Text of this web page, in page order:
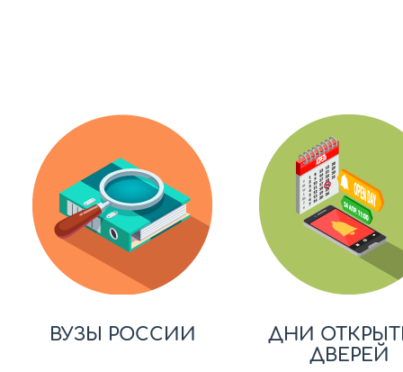
ВУЗЫ РОССИИ
ДНИ
ДВЕРЕЙ